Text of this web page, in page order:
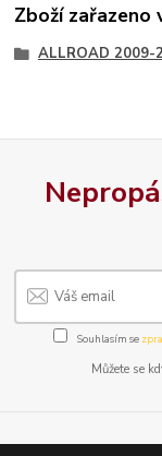
Zboží zařazeno
ALLROAD 2009-
Souhlasím se
Můžete se